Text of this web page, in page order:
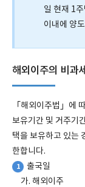
일 현재 1
이내에 양
해외이주의 비과
「해외이주법」에
보유기간 및 거주기
택을 보유하고 있는
한합니다.
1
출국일
가. 해외이주